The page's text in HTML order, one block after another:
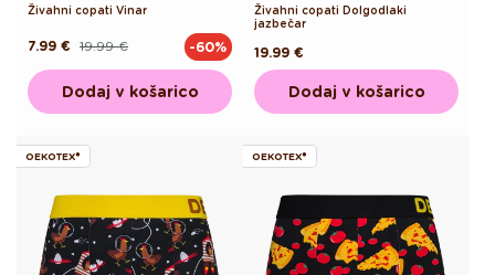
Živahni copati Vinar
Redna 19.99 €
Akcijska
7.99 € -60%
Dodaj v košarico
Živahni copati Dolgodlaki
jazbečar
Redna
cena
19.99 €
Dodaj v košarico
OEKOTEX® OEKOTEX®